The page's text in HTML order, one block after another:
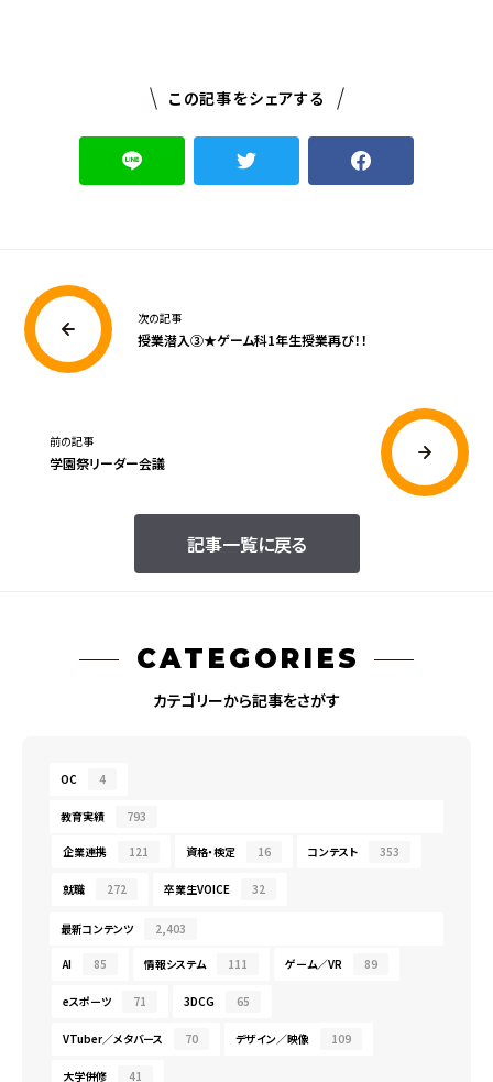
この記事をシェアする
次の記事
授業潜入③★ゲーム科1年生授業再び！！
記事一覧に戻る
前の記事
学園祭リーダー会議
CATEGORIES
カテゴリーから記事をさがす
OC 4
教育実績 793
企業連携 121 資格・検定 16 コンテスト 353
就職 272 卒業生VOICE 32
最新コンテンツ 2,403
AI 85 情報システム 111 ゲーム／VR 89
eスポーツ 71 3DCG 65
VTuber／メタバース 70 デザイン／映像 109
大学併修 41